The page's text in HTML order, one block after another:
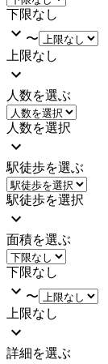
下限なし
〜
上限なし
人数を選ぶ
人数を選択
駅徒歩を選ぶ
駅徒歩を選択
面積を選ぶ
下限なし
〜
上限なし
詳細を選ぶ